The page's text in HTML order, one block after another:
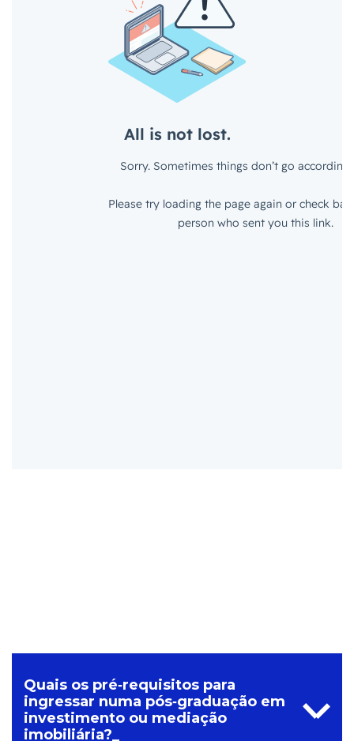
Quais os pré‑requisitos para
ingressar numa pós‑graduação em
investimento ou mediação
imobiliária?_